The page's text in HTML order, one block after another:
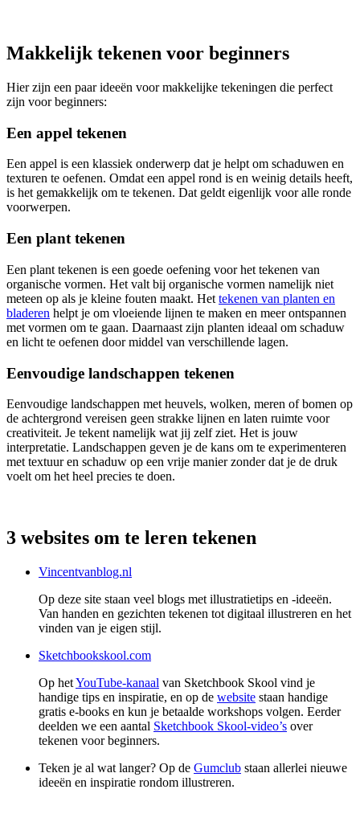
Makkelijk tekenen voor beginners
Hier zijn een paar ideeën voor makkelijke tekeningen die perfect
zijn voor beginners:
Een appel tekenen
Een appel is een klassiek onderwerp dat je helpt om schaduwen en
texturen te oefenen. Omdat een appel rond is en weinig details heeft,
is het gemakkelijk om te tekenen. Dat geldt eigenlijk voor alle ronde
voorwerpen.
Een plant tekenen
Een plant tekenen is een goede oefening voor het tekenen van
organische vormen. Het valt bij organische vormen namelijk niet
meteen op als je kleine fouten maakt. Het tekenen van planten en
bladeren helpt je om vloeiende lijnen te maken en meer ontspannen
met vormen om te gaan. Daarnaast zijn planten ideaal om schaduw
en licht te oefenen door middel van verschillende lagen.
Eenvoudige landschappen tekenen
Eenvoudige landschappen met heuvels, wolken, meren of bomen op
de achtergrond vereisen geen strakke lijnen en laten ruimte voor
creativiteit. Je tekent namelijk wat jij zelf ziet. Het is jouw
interpretatie. Landschappen geven je de kans om te experimenteren
met textuur en schaduw op een vrije manier zonder dat je de druk
voelt om het heel precies te doen.
3 websites om te leren tekenen
Vincentvanblog.nl
Op deze site staan veel blogs met illustratietips en -ideeën.
Van handen en gezichten tekenen tot digitaal illustreren en het
vinden van je eigen stijl.
Sketchbookskool.com
Op hetYouTube-kanaal van Sketchbook Skool vind je
handige tips en inspiratie, en op de website staan handige
gratis e-books en kun je betaalde workshops volgen. Eerder
deelden we een aantal Sketchbook Skool-video’s over
tekenen voor beginners.
Teken je al wat langer? Op de Gumclub staan allerlei nieuwe
ideeën en inspiratie rondom illustreren.